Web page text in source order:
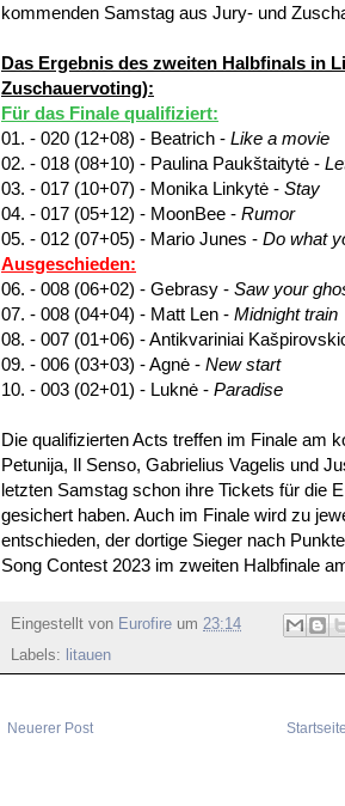
kommenden Samstag aus Jury- und
Das Ergebnis des zweiten Halbfinals in
Zuschauervoting):
Für das Finale qualifiziert:
01. - 020 (12+08) - Beatrich - Like a movie
02. - 018 (08+10) - Paulina Paukštaitytė -
03. - 017 (10+07) - Monika Linkytė - Stay
04. - 017 (05+12) - MoonBee - Rumor
05. - 012 (07+05) - Mario Junes - Do what
Ausgeschieden:
06. - 008 (06+02) - Gebrasy - Saw your
07. - 008 (04+04) - Matt Len - Midnight train
08. - 007 (01+06) - Antikvariniai
09. - 006 (03+03) - Agnė - New start
10. - 003 (02+01) - Luknė - Paradise
Die qualifizierten Acts treffen im Finale am
Petunija, Il Senso, Gabrielius Vagelis und
letzten Samstag schon ihre Tickets für die
gesichert haben. Auch im Finale wird zu
entschieden, der dortige Sieger nach
Song Contest 2023 im zweiten Halbfinale
Eingestellt von Eurofire um 23:14
Labels:
litauen
Neuerer Post